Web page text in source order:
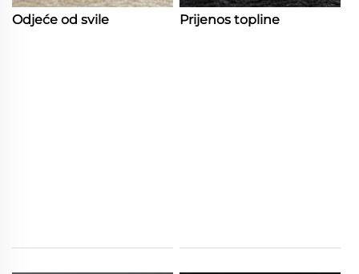
Odjeće od svile Prijenos topline